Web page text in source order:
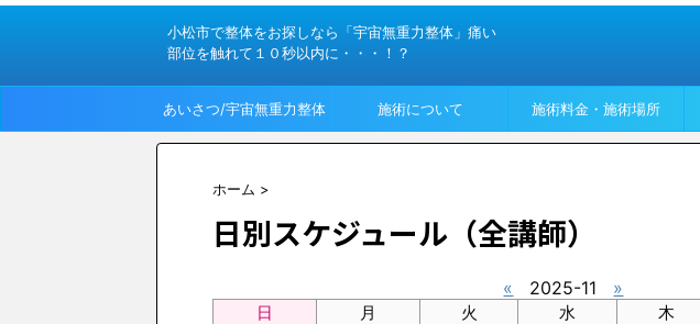
小松市で整体をお探しなら「宇宙無重力整体」痛い
部位を触れて１０秒以内に・・・！？
あいさつ/宇宙無重力整体 施術について 施術料金・施術場所
ホーム >
日別スケジュール（全講師）
« 2025-11 »
日 月 火 水 木